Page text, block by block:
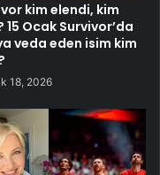
kim elendi, kim
Ocak Survivor’da
veda eden isim kim
18, 2026